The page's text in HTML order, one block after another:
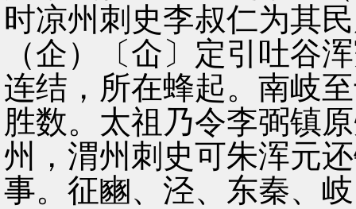
时凉州刺史李叔仁为其
（企）〔仚〕定引吐谷
连结，所在蜂起。南岐
胜数。太祖乃令李弼镇
州，渭州刺史可朱浑元
事。征豳、泾、东秦、